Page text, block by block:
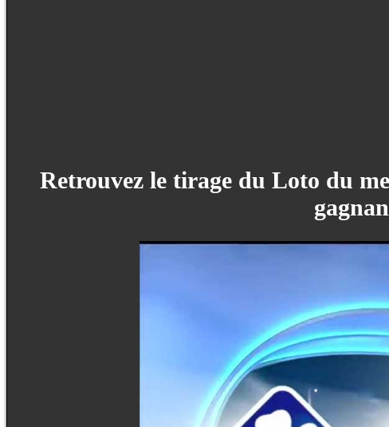
Retrouvez le tirage du Loto du